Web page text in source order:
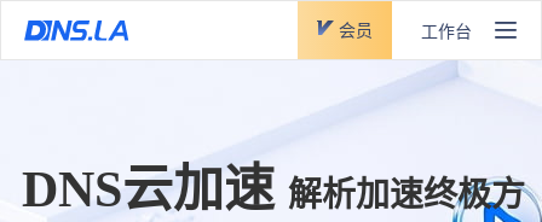
会员 工作台
DNS云加速 解析加速终极方